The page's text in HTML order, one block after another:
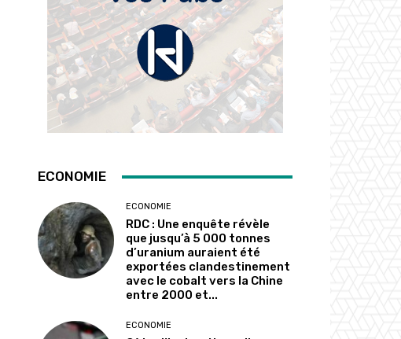
ECONOMIE
ECONOMIE
RDC : Une enquête révèle
que jusqu’à 5 000 tonnes
d’uranium auraient été
exportées clandestinement
avec le cobalt vers la Chine
entre 2000 et...
ECONOMIE